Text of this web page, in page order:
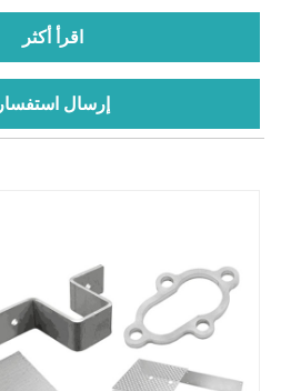
اقرأ أكثر
إرسال استفسار